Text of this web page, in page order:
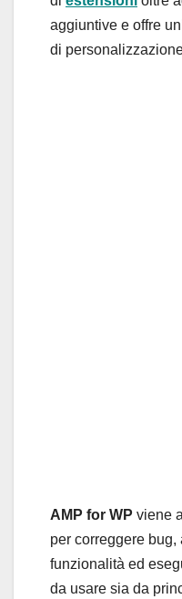
aggiuntive e offre
di
AMP for WP viene
per correggere
funzionalità ed
da usare sia da